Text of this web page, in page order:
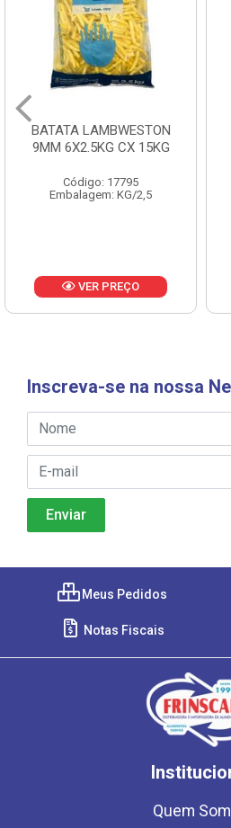
BATATA LAMBWESTON
9MM 6X2.5KG CX 15KG
Código: 17795
Embalagem: KG/2,5
VER PREÇO
Inscreva-se na nossa
Meus Pedidos
Notas Fiscais
Quem